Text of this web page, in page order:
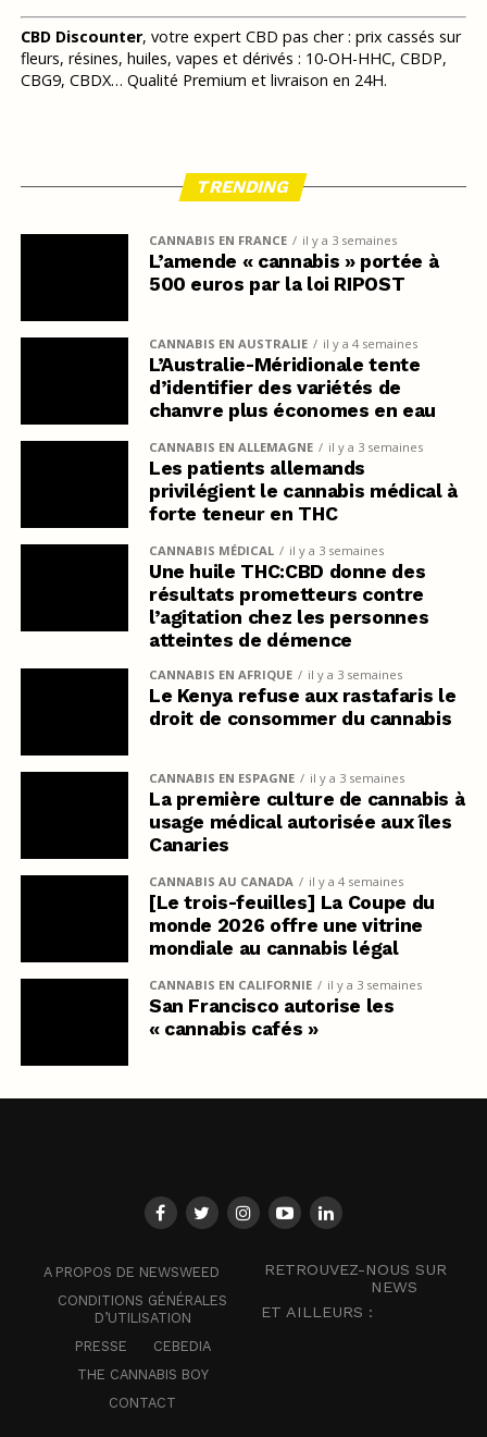
CBD Discounter, votre expert CBD pas cher : prix cassés sur
fleurs, résines, huiles, vapes et dérivés : 10-OH-HHC, CBDP,
CBG9, CBDX… Qualité Premium et livraison en 24H.
TRENDING
CANNABIS EN FRANCE il y a 3 semaines
L’amende « cannabis » portée à
500 euros par la loi RIPOST
CANNABIS EN AUSTRALIE il y a 4 semaines
L’Australie-Méridionale tente
d’identifier des variétés de
chanvre plus économes en eau
CANNABIS EN ALLEMAGNE il y a 3 semaines
Les patients allemands
privilégient le cannabis médical à
forte teneur en THC
CANNABIS MÉDICAL il y a 3 semaines
Une huile THC:CBD donne des
résultats prometteurs contre
l’agitation chez les personnes
atteintes de démence
CANNABIS EN AFRIQUE il y a 3 semaines
Le Kenya refuse aux rastafaris le
droit de consommer du cannabis
CANNABIS EN ESPAGNE il y a 3 semaines
La première culture de cannabis à
usage médical autorisée aux îles
Canaries
CANNABIS AU CANADA il y a 4 semaines
[Le trois-feuilles] La Coupe du
monde 2026 offre une vitrine
mondiale au cannabis légal
CANNABIS EN CALIFORNIE il y a 3 semaines
San Francisco autorise les
« cannabis cafés »
A PROPOS DE NEWSWEED
CONDITIONS GÉNÉRALES
D’UTILISATION
PRESSE
CEBEDIA
THE CANNABIS BOY
CONTACT
RETROUVEZ-NOUS SUR
NEWS
ET AILLEURS :